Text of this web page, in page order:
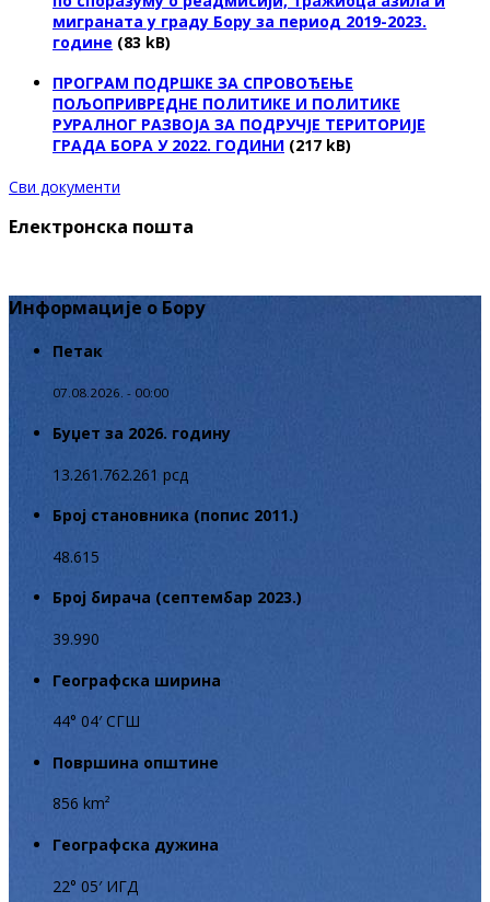
миграната у граду Бору за период 2019-2023.
године (83 kB)
ПРОГРАМ ПОДРШКЕ ЗА СПРОВОЂЕЊЕ
ПОЉОПРИВРЕДНЕ ПОЛИТИКЕ И ПОЛИТИКЕ
РУРАЛНОГ РАЗВОЈА ЗА ПОДРУЧЈЕ ТЕРИТОРИЈЕ
ГРАДА БОРА У 2022. ГОДИНИ (217 kB)
Сви документи
Електронска пошта
Информације о Бору
Петак
07.08.2026. - 00:00
Буџет за 2026. годину
13.261.762.261 рсд
Број становника (попис 2011.)
48.615
Број бирача (септембар 2023.)
39.990
Географска ширина
44° 04′ СГШ
Површина општине
856 km²
Географска дужина
22° 05′ ИГД